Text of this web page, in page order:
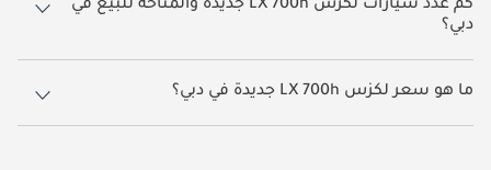
كم عدد سيارات لكزس LX 700h جديدة والمتاحة للبيع في
دبي؟
165 سيارة لكزس LX 700h جديدة متوفرة للبيع في دبي.
ما هو سعر لكزس LX 700h جديدة في دبي؟
يبدأ سعر سيارة لكزس LX 700h جديدة في دبي 577,999.